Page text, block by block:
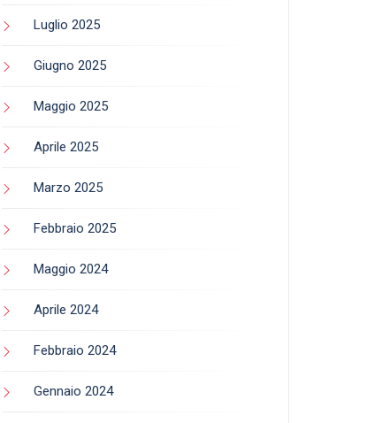
Luglio 2025
Giugno 2025
Maggio 2025
Aprile 2025
Marzo 2025
Febbraio 2025
Maggio 2024
Aprile 2024
Febbraio 2024
Gennaio 2024